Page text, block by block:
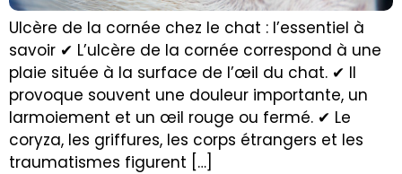
Ulcère de la cornée chez le chat : l’essentiel à
savoir ✔ L’ulcère de la cornée correspond à une
plaie située à la surface de l’œil du chat. ✔ Il
provoque souvent une douleur importante, un
larmoiement et un œil rouge ou fermé. ✔ Le
coryza, les griffures, les corps étrangers et les
traumatismes figurent […]